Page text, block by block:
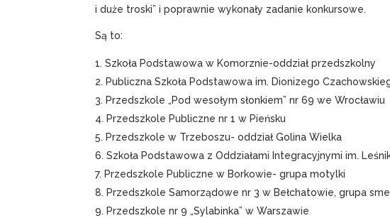
i duże troski” i poprawnie wykonały zadanie konkursowe.
Są to:
Szkoła Podstawowa w Komorznie-oddział przedszkolny
Publiczna Szkoła Podstawowa im. Dionizego
Przedszkole „Pod wesołym słonkiem” nr 69 we Wrocławiu
Przedszkole Publiczne nr 1 w Pieńsku
Przedszkole w Trzeboszu- oddział Golina Wielka
Szkoła Podstawowa z Oddziałami Integracyjnymi im.
Przedszkole Publiczne w Borkowie- grupa motylki
Przedszkole Samorządowe nr 3 w Bełchatowie, grupa
Przedszkole nr 9 „Sylabinka” w Warszawie